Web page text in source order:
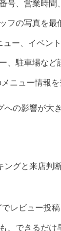
号、営業時間
フの写真を最
ー、イベント
、駐車場など
ニュー情報
の影響が大
グと来店判
レビュー投
、できるだけ